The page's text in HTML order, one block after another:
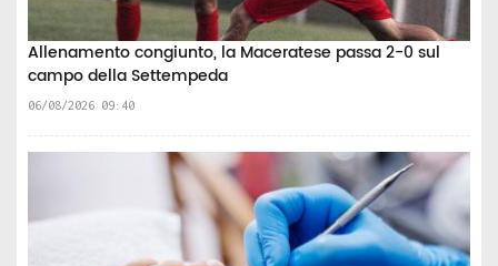
Allenamento congiunto, la Maceratese passa 2-0 sul
campo della Settempeda
06/08/2026 09:40